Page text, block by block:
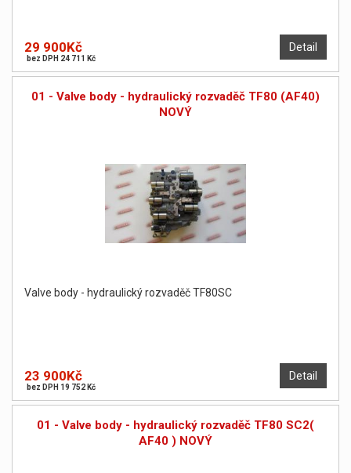
Detail
29 900Kč
bez DPH 24 711 Kč
01 - Valve body - hydraulický rozvaděč TF80 (AF40)
NOVÝ
Valve body - hydraulický rozvaděč TF80SC
Detail
23 900Kč
bez DPH 19 752 Kč
01 - Valve body - hydraulický rozvaděč TF80 SC2(
AF40 ) NOVÝ